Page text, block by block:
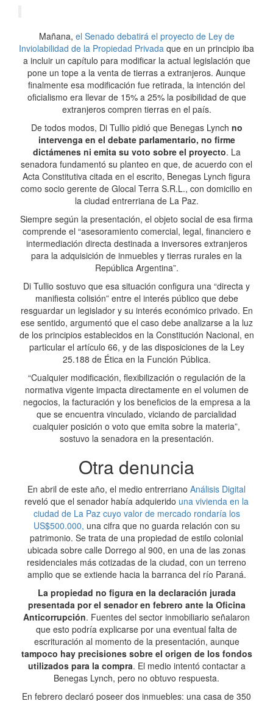
Mañana, el Senado debatirá el proyecto de Ley de
Inviolabilidad de la Propiedad Privada que en un principio iba
a incluir un capítulo para modificar la actual legislación que
pone un tope a la venta de tierras a extranjeros. Aunque
finalmente esa modificación fue retirada, la intención del
oficialismo era llevar de 15% a 25% la posibilidad de que
extranjeros compren tierras en el país.
De todos modos, Di Tullio pidió que Benegas Lynch no
intervenga en el debate parlamentario, no firme
dictámenes ni emita su voto sobre el proyecto. La
senadora fundamentó su planteo en que, de acuerdo con el
Acta Constitutiva citada en el escrito, Benegas Lynch figura
como socio gerente de Glocal Terra S.R.L., con domicilio en
la ciudad entrerriana de La Paz.
Siempre según la presentación, el objeto social de esa firma
comprende el “asesoramiento comercial, legal, financiero e
intermediación directa destinada a inversores extranjeros
para la adquisición de inmuebles y tierras rurales en la
República Argentina”.
Di Tullio sostuvo que esa situación configura una “directa y
manifiesta colisión” entre el interés público que debe
resguardar un legislador y su interés económico privado. En
ese sentido, argumentó que el caso debe analizarse a la luz
de los principios establecidos en la Constitución Nacional, en
particular el artículo 66, y de las disposiciones de la Ley
25.188 de Ética en la Función Pública.
“Cualquier modificación, flexibilización o regulación de la
normativa vigente impacta directamente en el volumen de
negocios, la facturación y los beneficios de la empresa a la
que se encuentra vinculado, viciando de parcialidad
cualquier posición o voto que emita sobre la materia”,
sostuvo la senadora en la presentación.
Otra denuncia
En abril de este año, el medio entrerriano Análisis Digital
reveló que el senador había adquierido una vivienda en la
ciudad de La Paz cuyo valor de mercado rondaría los
US$500.000, una cifra que no guarda relación con su
patrimonio. Se trata de una propiedad de estilo colonial
ubicada sobre calle Dorrego al 900, en una de las zonas
residenciales más cotizadas de la ciudad, con un terreno
amplio que se extiende hacia la barranca del río Paraná.
La propiedad no figura en la declaración jurada
presentada por el senador en febrero ante la Oficina
Anticorrupción. Fuentes del sector inmobiliario señalaron
que esto podría explicarse por una eventual falta de
escrituración al momento de la presentación, aunque
tampoco hay precisiones sobre el origen de los fondos
utilizados para la compra. El medio intentó contactar a
Benegas Lynch, pero no obtuvo respuesta.
En febrero declaró poseer dos inmuebles: una casa de 350